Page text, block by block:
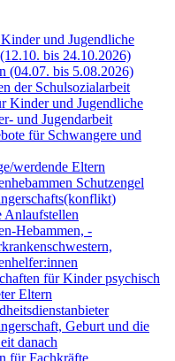
und Jugendliche
bis 24.10.2026)
(04.07. bis 5.08.2026)
der Schulsozialarbeit
Kinder und Jugendliche
und Jugendarbeit
für Schwangere und
werdende Eltern
Schutzengel
Anlaufstellen
Hebammen, -
für Kinder psychisch
Eltern
Geburt und die
danach
für Fachkräfte